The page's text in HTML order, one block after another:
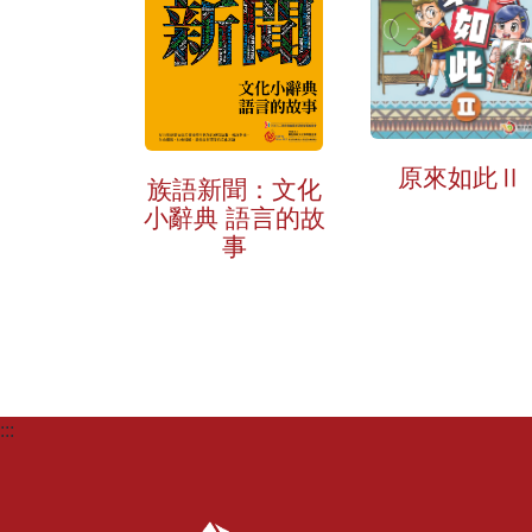
族語新聞：文化
小辭典 語言的故
事
原來如此Ⅱ
:::